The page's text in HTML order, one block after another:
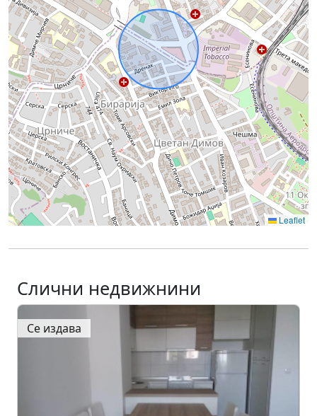
Leaflet
Слични недвижнини
Се издава